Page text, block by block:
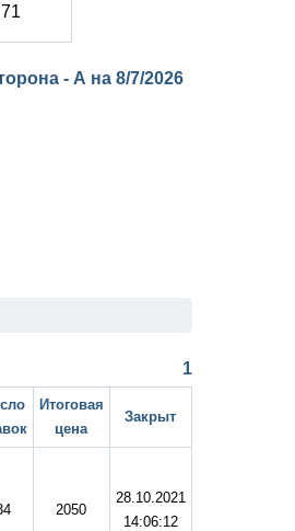
- А на 8/7/2026
1
Итоговая
цена
Закрыт
2050
28.10.2021
14:06:12